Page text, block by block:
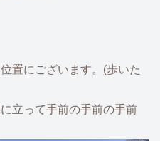
置にございます。(歩いた
立って手前の手前の手前